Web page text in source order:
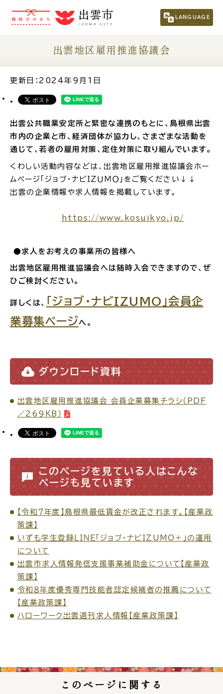
LANGUAGE
市民の方 （くらし・行政・議会）
事業者の方
観光される方
移住・定住をお考えの方
外国人の方へ
新着情報一覧
ふるさと納税
場面から探
妊娠・出産
入園・入学 結婚・離婚
おくやみ
目的 探
届出・手続・申請 税金
出雲地区雇用推進協議会
更新日：2024年9月1日
出雲公共職業安定所と緊密な連携のもとに、島根県出雲
市内の企業と市、経済団体が協力し、さまざまな活動を
通じて、若者の雇用対策、定住対策に取り組んでいます。
くわしい活動内容などは、出雲地区雇用推進協議会ホー
ムページ「ジョブ・ナビＩＺＵＭＯ」をご覧ください↓↓
出雲の企業情報や求人情報を掲載しています。
https://www.kosuikyo.jp/
●求人をお考えの事業所の皆様へ
出雲地区雇用推進協議会へは随時入会できますので、ぜ
ひご検討ください。
詳しくは、
「ジョブ・ナビIZUMO」会員企
業募集ページへ。
ダウンロード資料
出雲地区雇用推進協議会 会員企業募集チラシ（PDF
／269KB）
このページを見ている人はこんな
ページも見ています
【令和７年度】島根県最低賃金が改正されます。【産業政
策課】
いずも学生登録ＬＩＮＥ「ジョブ・ナビIZUMO＋」の運用
について
出雲市求人情報発信支援事業補助金について【産業政
策課】
令和８年度優秀専門技能者認定候補者の推薦について
【産業政策課】
ハローワーク出雲週刊求人情報【産業政策課】
このページに関する